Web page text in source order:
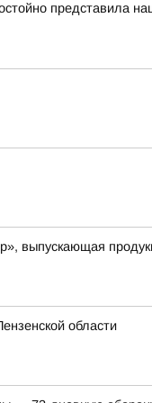
представила
выпускающая
области